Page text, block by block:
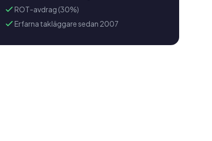
ROT-avdrag (30%)
Erfarna takläggare sedan 2007